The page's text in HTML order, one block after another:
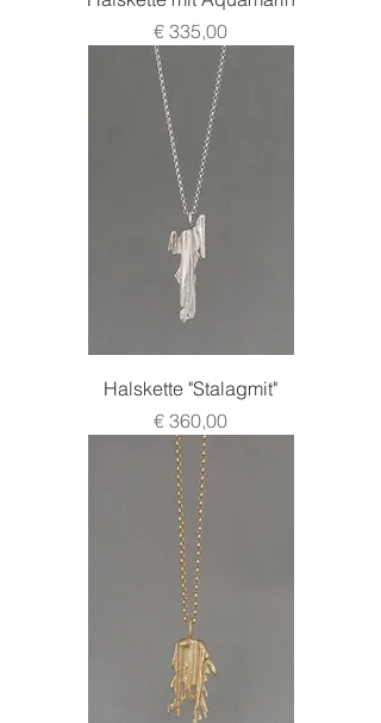
Preis
€ 335,00
Halskette "Stalagmit"
Preis
€ 360,00